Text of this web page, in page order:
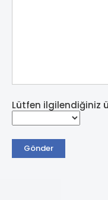
Lütfen ilgilendiğiniz